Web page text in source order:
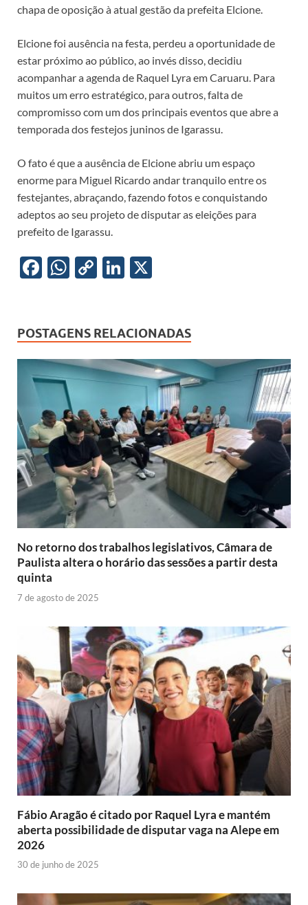
chapa de oposição à atual gestão da prefeita Elcione.
Elcione foi ausência na festa, perdeu a oportunidade de
estar próximo ao público, ao invés disso, decidiu
acompanhar a agenda de Raquel Lyra em Caruaru. Para
muitos um erro estratégico, para outros, falta de
compromisso com um dos principais eventos que abre a
temporada dos festejos juninos de Igarassu.
O fato é que a ausência de Elcione abriu um espaço
enorme para Miguel Ricardo andar tranquilo entre os
festejantes, abraçando, fazendo fotos e conquistando
adeptos ao seu projeto de disputar as eleições para
prefeito de Igarassu.
F
b
o
o
W
s
A
p
p
C
y
Li
n
Li
e
dI
n
POSTAGENS RELACIONADAS
No retorno dos trabalhos legislativos, Câmara de
Paulista altera o horário das sessões a partir desta
quinta
7 de agosto de 2025
Fábio Aragão é citado por Raquel Lyra e mantém
aberta possibilidade de disputar vaga na Alepe em
2026
30 de junho de 2025